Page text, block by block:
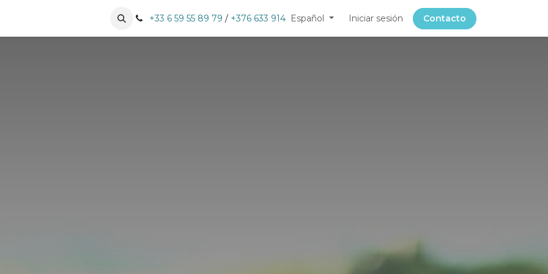
Nuestros clientes Pujar cita
+33 6 59 55 89 79 / +376 633 914 Español Iniciar sesión Contacto